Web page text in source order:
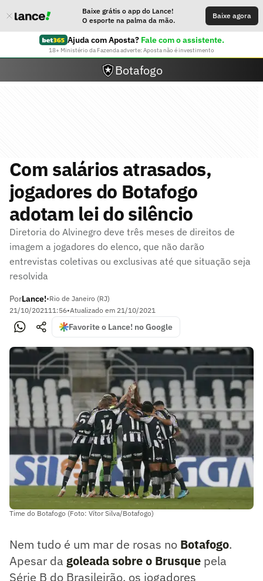
Baixe grátis o app do Lance!
O esporte na palma da mão.
Baixe agora
Ajuda com Aposta? Fale com o assistente.
18+ Ministério da Fazenda adverte: Aposta não é investimento
Botafogo
Com salários atrasados,
jogadores do Botafogo
adotam lei do silêncio
Diretoria do Alvinegro deve três meses de direitos de
imagem a jogadores do elenco, que não darão
entrevistas coletivas ou exclusivas até que situação seja
resolvida
PorLance!•Rio de Janeiro (RJ)
21/10/202111:56•Atualizado em 21/10/2021
Favorite o Lance! no Google
Time do Botafogo (Foto: Vítor Silva/Botafogo)
Nem tudo é um mar de rosas no Botafogo.
Apesar da goleada sobre o Brusque pela
Série B do Brasileirão, os jogadores